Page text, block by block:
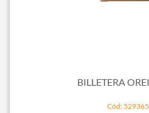
BILLETERA
Cód: